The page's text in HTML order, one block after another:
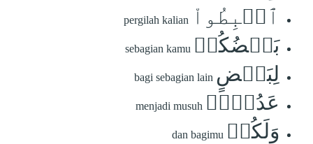
ٱهۡبِطُواْ pergilah kalian
بَعۡضُكُمۡ sebagian kamu
لِبَعۡضٍ bagi sebagian lain
عَدُوّٞۖ menjadi musuh
وَلَكُمۡ dan bagimu